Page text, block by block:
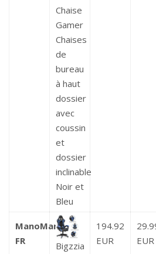
Chaise
Gamer
Chaises
de
bureau
à haut
dossier
avec
coussin
et
dossier
inclinable
Noir et
Bleu
ManoMano
FR
Bigzzia
194.92
EUR
EUR